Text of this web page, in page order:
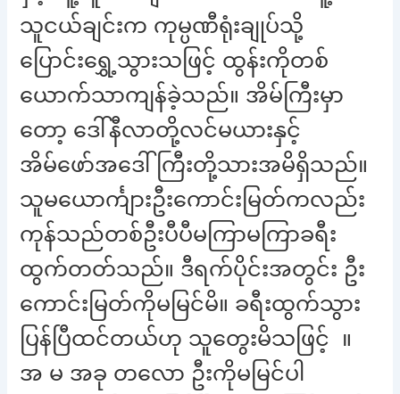
သူငယ်ချင်းက ကုမ္ပဏီရုံးချုပ်သို့
ပြောင်းရွှေ့သွားသဖြင့် ထွန်းကိုတစ်
ယောက်သာကျန်ခဲ့သည်။ အိမ်ကြီးမှာ
တော့ ဒေါ်နီလာတို့လင်မယားနှင့်
အိမ်ဖော်အဒေါ်ကြီးတို့သားအမိရှိသည်။
သူမယောင်္ကျားဦးကောင်းမြတ်ကလည်း
ကုန်သည်တစ်ဦးပီပီမကြာမကြာခရီး
ထွက်တတ်သည်။ ဒီရက်ပိုင်းအတွင်း ဦး
ကောင်းမြတ်ကိုမမြင်မိ။ ခရီးထွက်သွား
ပြန်ပြီထင်တယ်ဟု သူတွေးမိသဖြင့် ။
အ မ အခု တလော ဦးကိုမမြင်ပါ